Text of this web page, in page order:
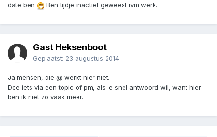
date ben
Ben tijdje inactief geweest ivm werk.
Gast Heksenboot
Geplaatst: 23 augustus 2014
Ja mensen, die @ werkt hier niet.
Doe iets via een topic of pm, als je snel antwoord wil, want hier
ben ik niet zo vaak meer.